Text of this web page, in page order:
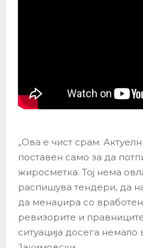
„Ова е чист срам.
поставен само за да
жиросметка. Тој нема
распишува тендери, да
да менаџира со
ревизорите и
ситуација досега немало